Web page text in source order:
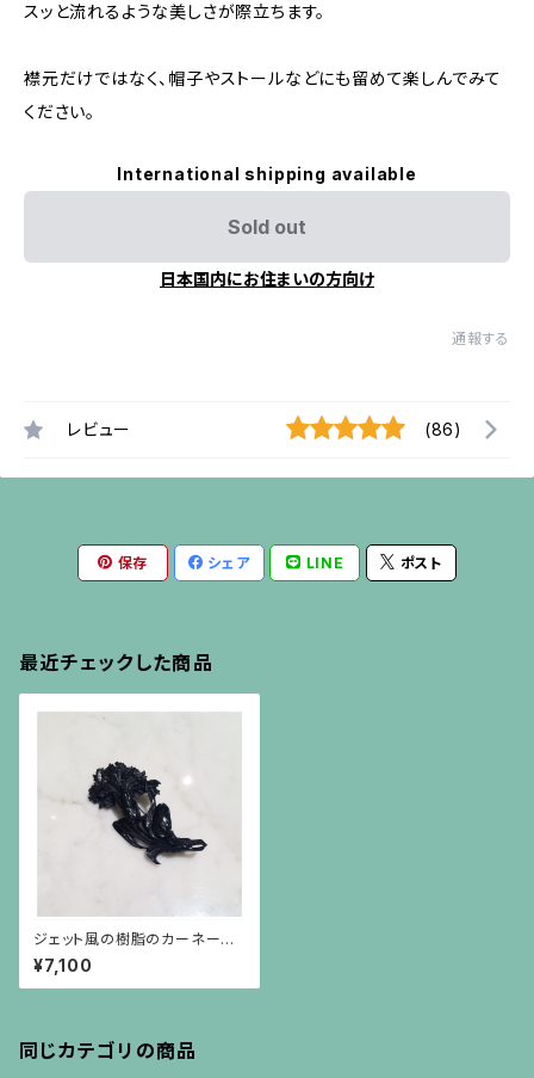
スッと流れるような美しさが際立ちます。
襟元だけではなく、帽子やストールなどにも留めて楽しんでみて
ください。
International shipping available
Sold out
日本国内にお住まいの方向け
通報する
レビュー (86)
保存 シェア LINE ポスト
最近チェックした商品
ジェット風の樹脂のカーネーシ
ョンのブローチ
¥7,100
同じカテゴリの商品